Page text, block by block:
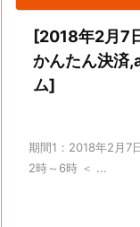
[2018年2月7
かんたん決済
ム]
期間1：2018年2月7
2時～6時 ＜ ...